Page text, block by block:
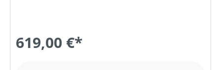
619,00 €*